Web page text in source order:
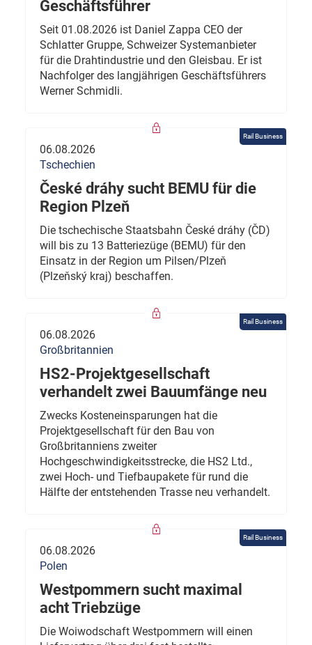
Geschäftsführer
Seit 01.08.2026 ist Daniel Zappa CEO der
Schlatter Gruppe, Schweizer Systemanbieter
für die Drahtindustrie und den Gleisbau. Er ist
Nachfolger des langjährigen Geschäftsführers
Werner Schmidli.
Rail Business
06.08.2026
Tschechien
České dráhy sucht BEMU für die
Region Plzeň
Die tschechische Staatsbahn České dráhy (ČD)
will bis zu 13 Batteriezüge (BEMU) für den
Einsatz in der Region um Pilsen/Plzeň
(Plzeňský kraj) beschaffen.
Rail Business
06.08.2026
Großbritannien
HS2-Projektgesellschaft
verhandelt zwei Bauumfänge neu
Zwecks Kosteneinsparungen hat die
Projektgesellschaft für den Bau von
Großbritanniens zweiter
Hochgeschwindigkeitsstrecke, die HS2 Ltd.,
zwei Hoch- und Tiefbaupakete für rund die
Hälfte der entstehenden Trasse neu verhandelt.
Rail Business
06.08.2026
Polen
Westpommern sucht maximal
acht Triebzüge
Die Woiwodschaft Westpommern will einen